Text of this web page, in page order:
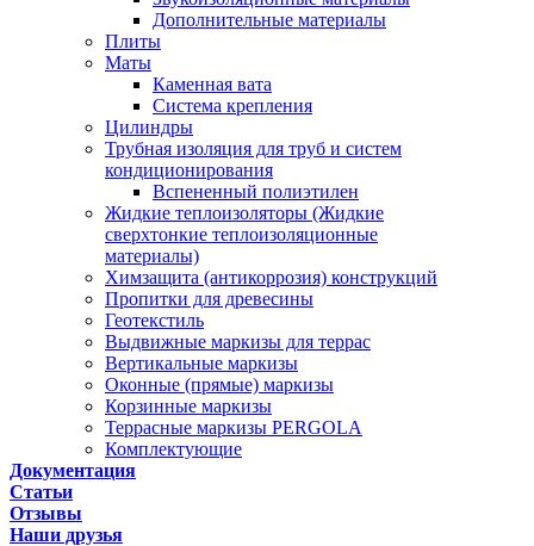
Дополнительные материалы
Плиты
Маты
Каменная вата
Система крепления
Цилиндры
Трубная изоляция для труб и систем
кондиционирования
Вспененный полиэтилен
Жидкие теплоизоляторы (Жидкие
сверхтонкие теплоизоляционные
материалы)
Химзащита (антикоррозия) конструкций
Пропитки для древесины
Геотекстиль
Выдвижные маркизы для террас
Вертикальные маркизы
Оконные (прямые) маркизы
Корзинные маркизы
Террасные маркизы PERGOLA
Комплектующие
Документация
Статьи
Отзывы
Наши друзья